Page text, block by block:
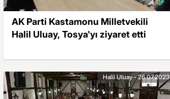
AK Parti Kastamonu Milletvekili
Halil Uluay, Tosya'yı ziyaret etti
Halil Uluay - 26.07.2023